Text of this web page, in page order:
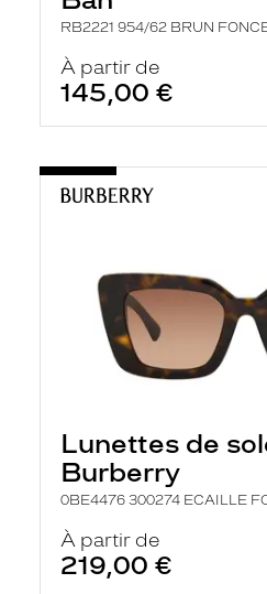
RB2221 954/62 BRUN
À partir de
145,00 €
Lunettes de
Burberry
0BE4476 300274 ECAILLE
À partir de
219,00 €